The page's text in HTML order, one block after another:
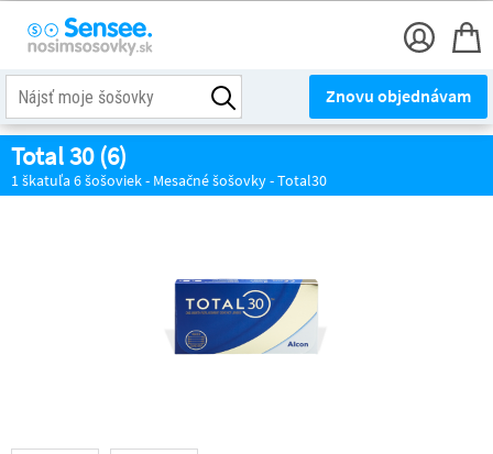
Znovu objednávam
Total 30 (6)
1 škatuľa 6 šošoviek - Mesačné šošovky - Total30